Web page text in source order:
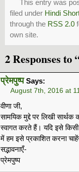
This entry was
filed under Hindi
through the RSS 2.0
own site.
2 Responses to
प्रेमपुष्पSays:
August 7th, 2016 at
वीणा जी,
सामयिक मुद्दे पर लिखी
स्वागत करते हैं। यदि इसे
में हम इसे प्रकाशित करना
सद्भावनाएँ-
प्रेमपुष्प